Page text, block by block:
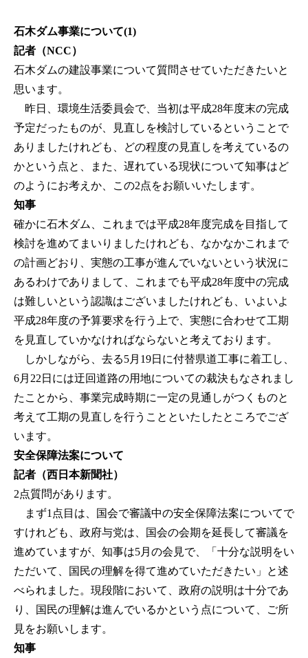
石木ダム事業について(1)
記者（NCC）
石木ダムの建設事業について質問させていただきたいと
思います。
昨日、環境生活委員会で、当初は平成28年度末の完成
予定だったものが、見直しを検討しているということで
ありましたけれども、どの程度の見直しを考えているの
かという点と、また、遅れている現状について知事はど
のようにお考えか、この2点をお願いいたします。
知事
確かに石木ダム、これまでは平成28年度完成を目指して
検討を進めてまいりましたけれども、なかなかこれまで
の計画どおり、実態の工事が進んでいないという状況に
あるわけでありまして、これまでも平成28年度中の完成
は難しいという認識はございましたけれども、いよいよ
平成28年度の予算要求を行う上で、実態に合わせて工期
を見直していかなければならないと考えております。
しかしながら、去る5月19日に付替県道工事に着工し、
6月22日には迂回道路の用地についての裁決もなされまし
たことから、事業完成時期に一定の見通しがつくものと
考えて工期の見直しを行うことといたしたところでござ
います。
安全保障法案について
記者（西日本新聞社）
2点質問があります。
まず1点目は、国会で審議中の安全保障法案についてで
すけれども、政府与党は、国会の会期を延長して審議を
進めていますが、知事は5月の会見で、「十分な説明をい
ただいて、国民の理解を得て進めていただきたい」と述
べられました。現段階において、政府の説明は十分であ
り、国民の理解は進んでいるかという点について、ご所
見をお願いします。
知事